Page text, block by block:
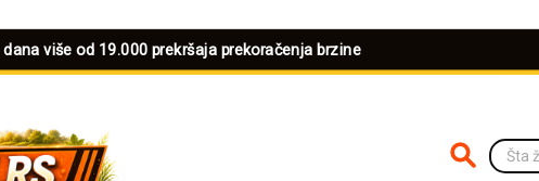
dana više od 19.000 prekršaja prekoračenja brzine